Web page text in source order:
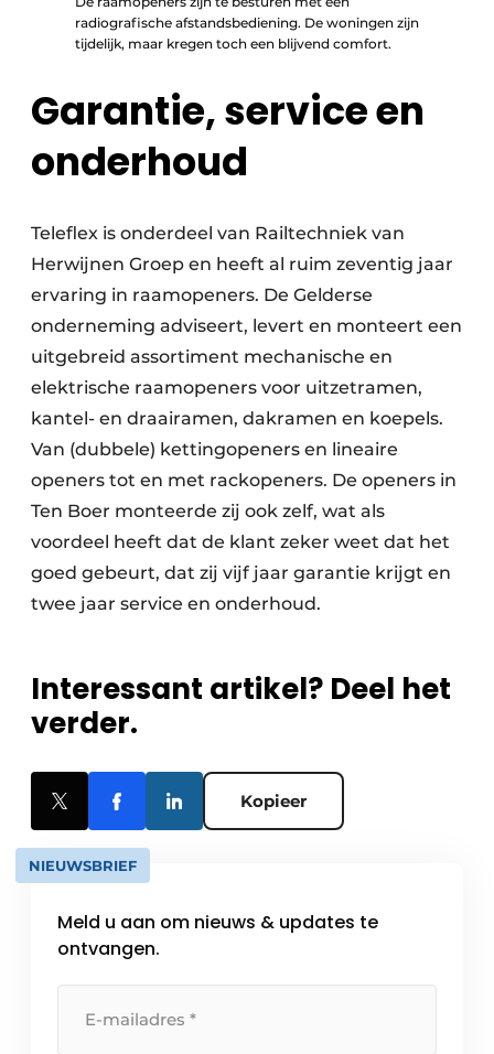
radiografische afstandsbediening. De woningen zijn
tijdelijk, maar kregen toch een blijvend comfort.
Garantie, service en
onderhoud
Teleflex is onderdeel van Railtechniek van
Herwijnen Groep en heeft al ruim zeventig jaar
ervaring in raamopeners. De Gelderse
onderneming adviseert, levert en monteert een
uitgebreid assortiment mechanische en
elektrische raamopeners voor uitzetramen,
kantel- en draairamen, dakramen en koepels.
Van (dubbele) kettingopeners en lineaire
openers tot en met rackopeners. De openers in
Ten Boer monteerde zij ook zelf, wat als
voordeel heeft dat de klant zeker weet dat het
goed gebeurt, dat zij vijf jaar garantie krijgt en
twee jaar service en onderhoud.
Interessant artikel? Deel het
verder.
Kopieer
NIEUWSBRIEF
Meld u aan om nieuws & updates te
ontvangen.